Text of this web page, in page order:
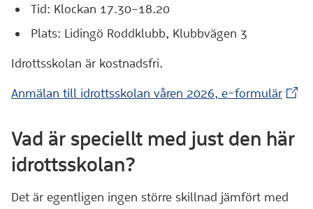
Tid: Klockan 17.30–18.20
Plats: Lidingö Roddklubb, Klubbvägen 3
Idrottsskolan är kostnadsfri.
Anmälan till idrottsskolan våren 2026, e-formulär
Vad är speciellt med just den här
idrottsskolan?
Det är egentligen ingen större skillnad jämfört med